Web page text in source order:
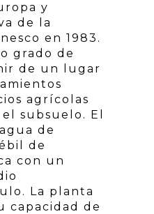
y
de la
en 1983.
grado de
de un lugar
agrícolas
subsuelo. El
de
de
con un
La planta
capacidad de